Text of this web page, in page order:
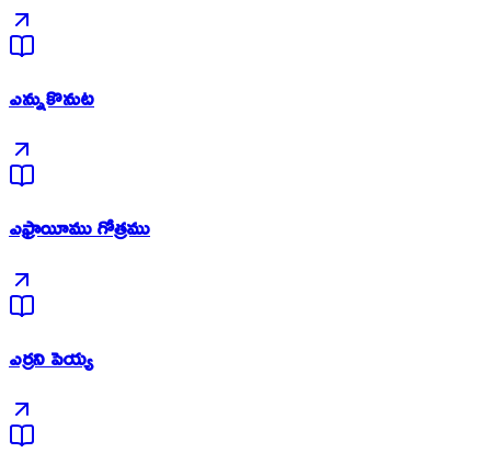
ఎన్నుకొనుట
ఎఫ్రాయీము గోత్రము
ఎర్రని పెయ్య